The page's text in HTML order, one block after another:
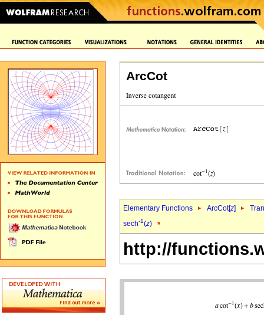
ArcCot
Elementary Functions ArcCot[z]
sech-1(z)
http://